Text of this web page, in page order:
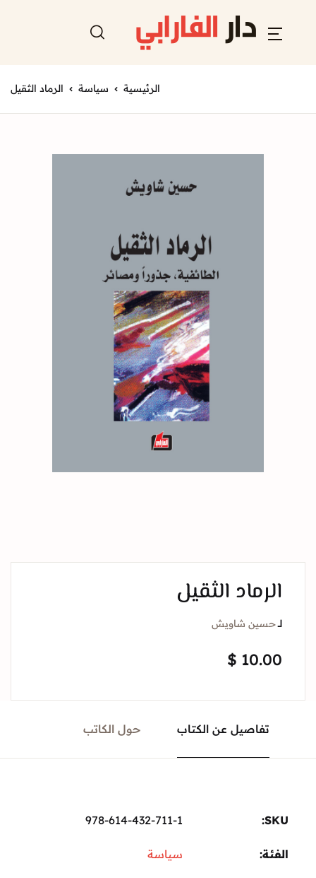
الرئيسية سياسة الرماد الثقيل
الرماد الثقيل
لــحسين شاويش
$ 10.00
تفاصيل عن الكتاب حول الكاتب
SKU:
978-614-432-711-1
الفئة: سياسة